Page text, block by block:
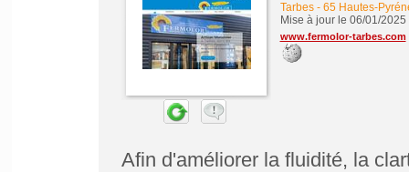
Tarbes- 65 Hautes-
Mise à jour le 06/01/2025
www.fermolor-tarbes.com
Afin d'améliorer la fluidité, la